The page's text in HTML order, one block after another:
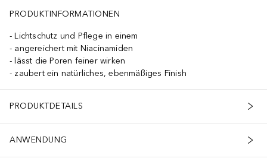
PRODUKTINFORMATIONEN
Lichtschutz und Pflege in einem
angereichert mit Niacinamiden
lässt die Poren feiner wirken
zaubert ein natürliches, ebenmäßiges Finish
PRODUKTDETAILS
ANWENDUNG